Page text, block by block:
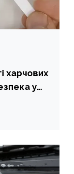
харчових
у